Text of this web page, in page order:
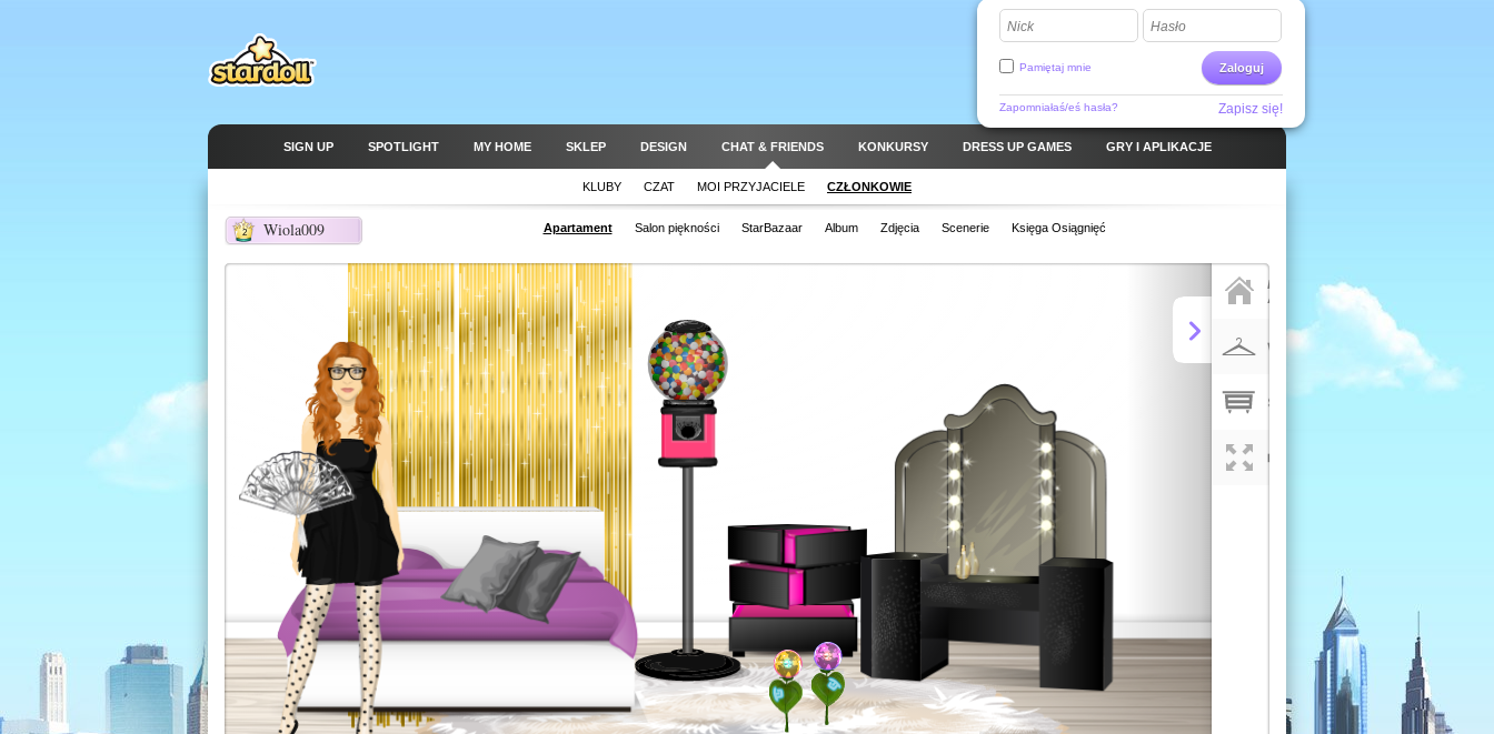
Nick Hasło
Zaloguj
Pamiętaj mnie
Zapomniałaś/eś hasła? Zapisz się!
SIGN UP SPOTLIGHT MY HOME SKLEP DESIGN CHAT & FRIENDS KONKURSY DRESS UP GAMES GRY I APLIKACJE
KLUBY CZAT MOI PRZYJACIELE CZŁONKOWIE
Wiola009
2 Apartament Salon piękności StarBazaar Album Zdjęcia Scenerie Księga Osiągnięć